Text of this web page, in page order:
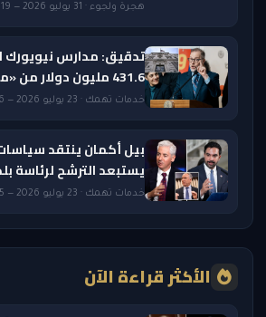
هجرة ولجوء · 31 يوليو 2026 — 8:19 AM
تدقيق: مدارس نيويورك
431.6 مليون دولار من «ميديكيد
خدمات تهمك · 23 يوليو 2026 — 9:06 PM
بيل أكمان ينتقد
يستبعد الترشح لرئاسة
خدمات تهمك · 23 يوليو 2026 — 5:35 PM
الأكثر قراءة الآن